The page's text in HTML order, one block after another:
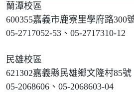
蘭潭校區
600355嘉義市鹿寮里學府路300
05-2717052-53、05-2717310-12
民雄校區
621302嘉義縣民雄鄉文隆村85號
05-2068606、05-2068603-04